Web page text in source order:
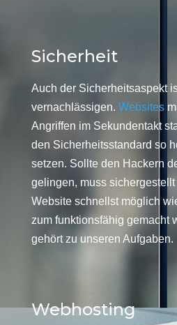
Sicherheit
Auch der Sicherheitsaspekt
vernachlässigen. Websites
Angriffen im Sekundentakt
den Sicherheitsstandard so
setzen. Sollte den Hackern
gelingen, muss
Website schnellst möglich
zum funktionsfähig gemacht
gehört zu unseren Aufgaben.
Webhosting